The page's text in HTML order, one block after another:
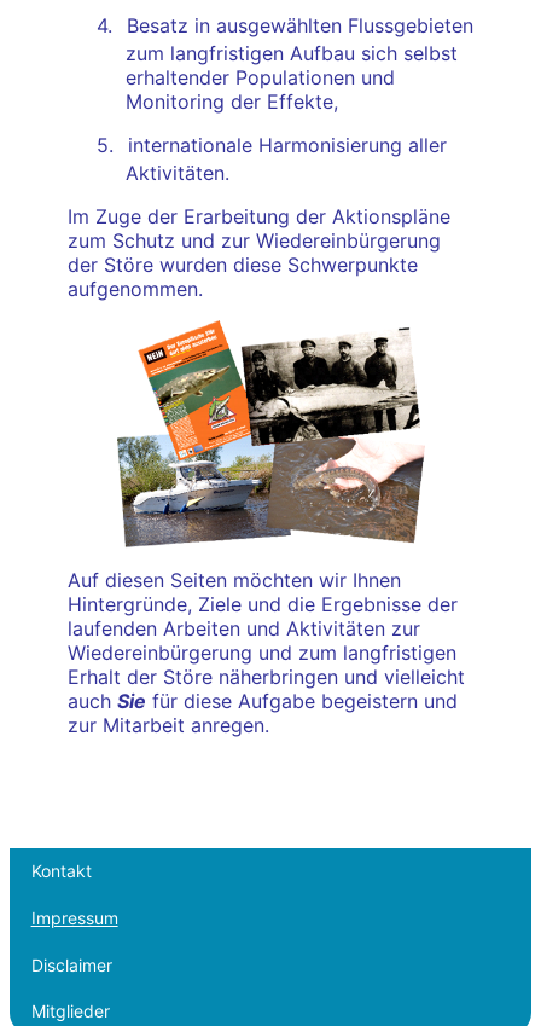
4.
Besatz in ausgewählten Flussgebieten
zum langfristigen Aufbau sich selbst
erhaltender Populationen und
Monitoring der Effekte,
5.
internationale Harmonisierung aller
Aktivitäten.
Im Zuge der Erarbeitung der Aktionspläne
zum Schutz und zur Wiedereinbürgerung
der Störe wurden diese Schwerpunkte
aufgenommen.
Auf diesen Seiten möchten wir Ihnen
Hintergründe, Ziele und die Ergebnisse der
laufenden Arbeiten und Aktivitäten zur
Wiedereinbürgerung und zum langfristigen
Erhalt der Störe näherbringen und vielleicht
auch Sie für diese Aufgabe begeistern und
zur Mitarbeit anregen.
Kontakt
Impressum
Disclaimer
Mitglieder